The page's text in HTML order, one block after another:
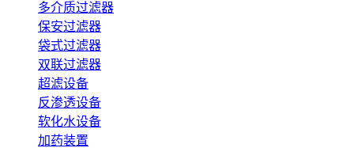
多介质过滤器
保安过滤器
袋式过滤器
双联过滤器
超滤设备
反渗透设备
软化水设备
加药装置